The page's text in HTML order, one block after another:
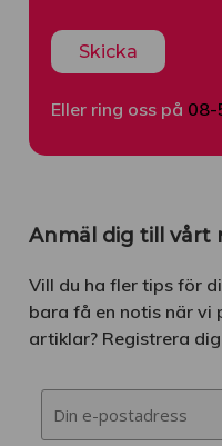
Eller ring oss på 08-
Anmäl dig till vårt
Vill du ha fler tips för
bara få en notis när vi
artiklar? Registrera